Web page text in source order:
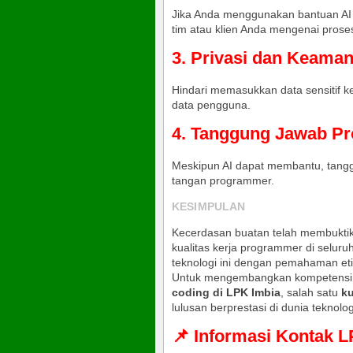
Jika Anda menggunakan bantuan
tim atau klien Anda mengenai
3. Privasi dan
Hindari memasukkan data sensitif
data pengguna.
4. Tanggung Jawab
Meskipun AI dapat membantu,
tangan programmer.
KESIMPULAN
Kecerdasan buatan telah
kualitas kerja programmer di
teknologi ini dengan pemahaman
Untuk mengembangkan
coding di LPK Imbia , salah satu
lulusan berprestasi di dunia
📌 Informasi Kontak